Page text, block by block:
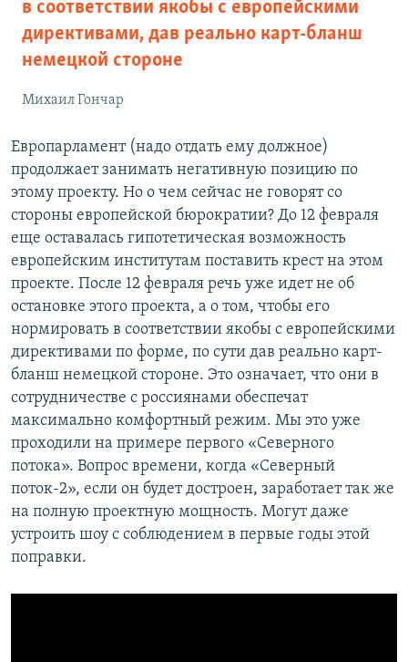
в соответствии якобы с европейскими
директивами, дав реально карт-бланш
немецкой стороне
Михаил Гончар
Европарламент (надо отдать ему должное)
продолжает занимать негативную позицию по
этому проекту. Но о чем сейчас не говорят со
стороны европейской бюрократии? До 12 февраля
еще оставалась гипотетическая возможность
европейским институтам поставить крест на этом
проекте. После 12 февраля речь уже идет не об
остановке этого проекта, а о том, чтобы его
нормировать в соответствии якобы с европейскими
директивами по форме, по сути дав реально карт-
бланш немецкой стороне. Это означает, что они в
сотрудничестве с россиянами обеспечат
максимально комфортный режим. Мы это уже
проходили на примере первого «Северного
потока». Вопрос времени, когда «Северный
поток-2», если он будет достроен, заработает так же
на полную проектную мощность. Могут даже
устроить шоу с соблюдением в первые годы этой
поправки.